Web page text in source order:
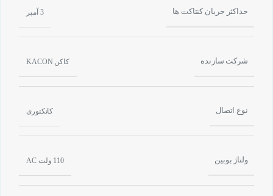
حداکثر جریان کنتاکت ها 3 آمپر
شرکت سازنده کاکن KACON
نوع اتصال کانکتوری
ولتاژ بوبین 110 ولت AC